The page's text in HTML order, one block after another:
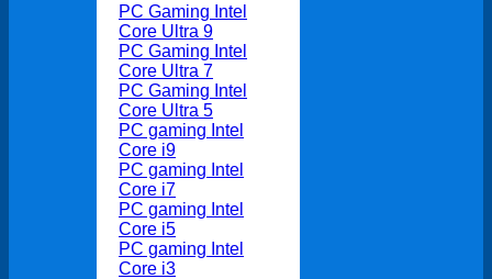
PC Gaming Intel
Core Ultra 9
PC Gaming Intel
Core Ultra 7
PC Gaming Intel
Core Ultra 5
PC gaming Intel
Core i9
PC gaming Intel
Core i7
PC gaming Intel
Core i5
PC gaming Intel
Core i3